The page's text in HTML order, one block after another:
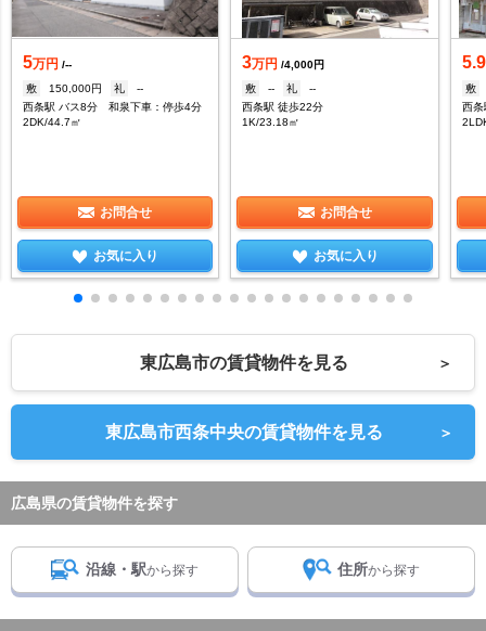
5万円 /--
敷
150,000円 礼
--
西条駅 バス8分 和泉下車：停歩4分
2DK/44.7㎡
お問合せ
お気に入り
3万円 /4,000円
敷
-- 礼
--
西条駅 徒歩22分
1K/23.18㎡
お問合せ
お気に入り
5.9
敷
西
東広島市の賃貸物件を見る ＞
東広島市西条中央の賃貸物件を見る ＞
広島県の賃貸物件を探す
沿線・駅から探す 住所から探す